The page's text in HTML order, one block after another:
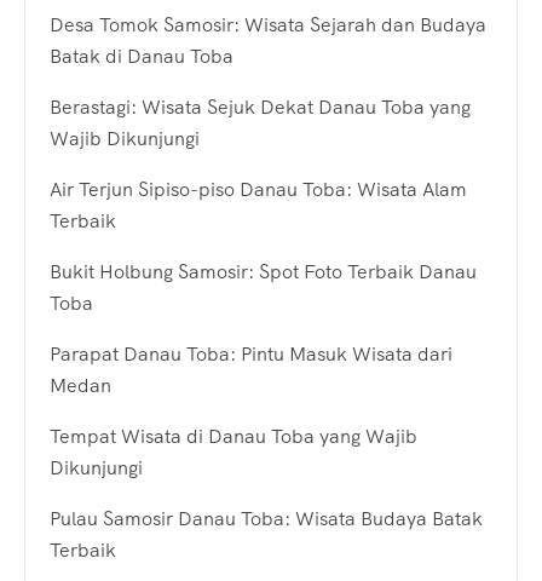
Desa Tomok Samosir: Wisata Sejarah dan Budaya
Batak di Danau Toba
Berastagi: Wisata Sejuk Dekat Danau Toba yang
Wajib Dikunjungi
Air Terjun Sipiso-piso Danau Toba: Wisata Alam
Terbaik
Bukit Holbung Samosir: Spot Foto Terbaik Danau
Toba
Parapat Danau Toba: Pintu Masuk Wisata dari
Medan
Tempat Wisata di Danau Toba yang Wajib
Dikunjungi
Pulau Samosir Danau Toba: Wisata Budaya Batak
Terbaik